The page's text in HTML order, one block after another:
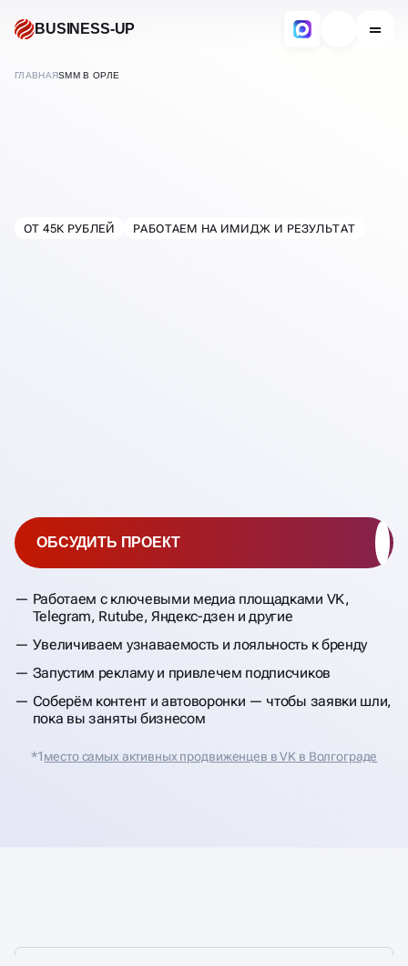
BUSINESS-UP
ГЛАВНАЯSMM В ОРЛЕ
В СОЦИАЛЬНЫХ СЕТЯХ
ОТ 45К РУБЛЕЙ РАБОТАЕМ НА ИМИДЖ И РЕЗУЛЬТАТ
Работаем с ключевыми медиа площадками VK,
Telegram, Rutube, Яндекс-дзен и другие
Увеличиваем узнаваемость и лояльность к бренду
Запустим рекламу и привлечем подписчиков
Соберём контент и автоворонки — чтобы заявки шли,
пока вы заняты бизнесом
ОБСУДИТЬ ПРОЕКТ
*1место самых активных продвиженцев в VK в Волгограде